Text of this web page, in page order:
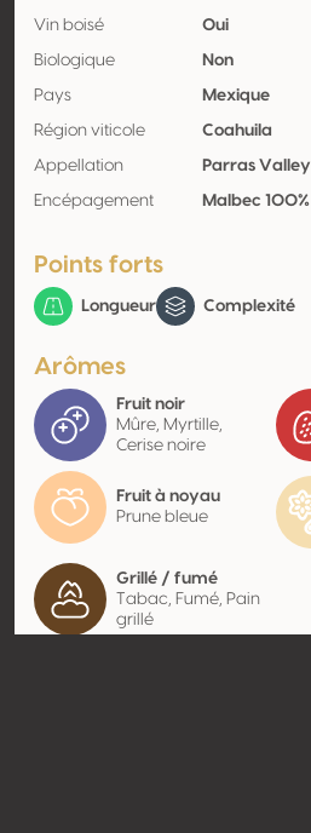
Vin boisé Oui
Biologique Non
Pays Mexique
Région viticole Coahuila
Appellation Parras Valley
Encépagement Malbec 100%
Points forts
Longueur Complexité
Arômes
Fruit noir
Mûre, Myrtille,
Cerise noire
Fruit à noyau
Prune bleue
Grillé / fumé
Tabac, Fumé, Pain
grillé